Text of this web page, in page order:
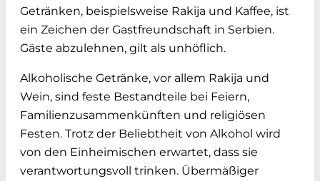
Getränken, beispielsweise Rakija und Kaffee, ist
ein Zeichen der Gastfreundschaft in Serbien.
Gäste abzulehnen, gilt als unhöflich.
Alkoholische Getränke, vor allem Rakija und
Wein, sind feste Bestandteile bei Feiern,
Familienzusammenkünften und religiösen
Festen. Trotz der Beliebtheit von Alkohol wird
von den Einheimischen erwartet, dass sie
verantwortungsvoll trinken. Übermäßiger